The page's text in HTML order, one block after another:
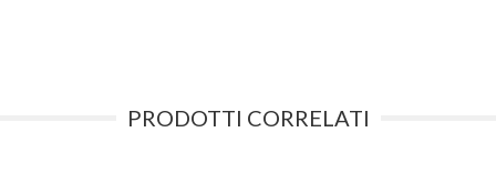
PRODOTTI CORRELATI